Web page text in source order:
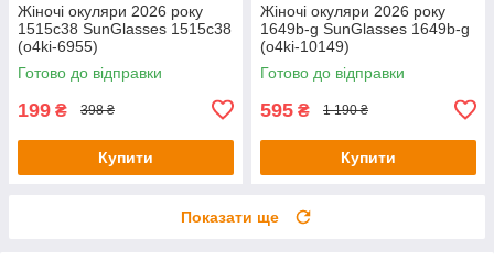
Жіночі окуляри 2026 року
1515c38 SunGlasses 1515c38
(o4ki-6955)
Готово до відправки
199 ₴ 398 ₴
Купити
Жіночі окуляри 2026 року
1649b-g SunGlasses 1649b-g
(o4ki-10149)
Готово до відправки
595 ₴ 1 190 ₴
Купити
Показати ще